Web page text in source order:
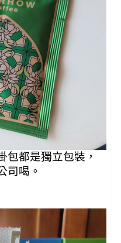
包都是獨立包裝，
司喝。